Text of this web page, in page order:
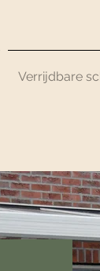
Verrijdbare